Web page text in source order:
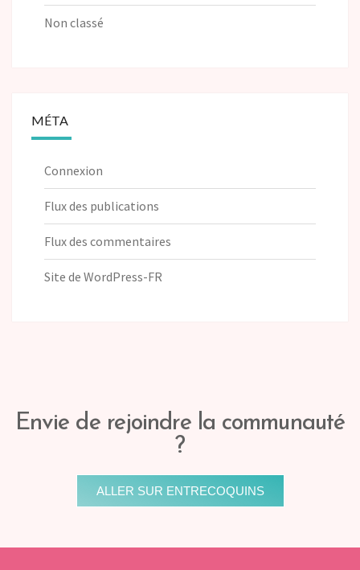
Non classé
MÉTA
Connexion
Flux des publications
Flux des commentaires
Site de WordPress-FR
Envie de rejoindre la communauté
?
ALLER SUR ENTRECOQUINS